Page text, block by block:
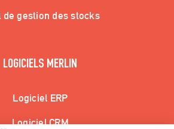
de gestion des stocks
LOGICIELS MERLIN
Logiciel ERP
Logiciel CRM